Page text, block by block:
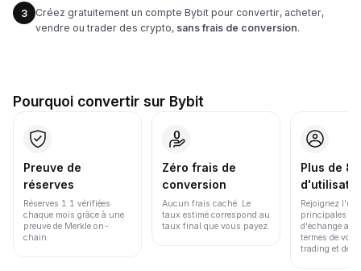
3
Créez gratuitement un compte Bybit pour convertir, acheter,
vendre ou trader des crypto, sans frais de conversion.
Pourquoi convertir sur Bybit
Preuve de
réserves
Réserves 1:1 vérifiées
chaque mois grâce à une
preuve de Merkle on-
chain.
Zéro frais de
conversion
Aucun frais caché. Le
taux estimé correspond au
taux final que vous payez.
Plus de
Rejoignez
principales
d'échange au
termes de
trading et de